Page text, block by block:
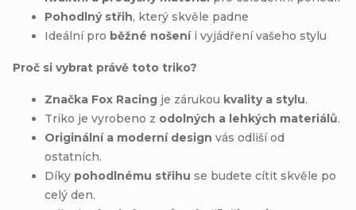
Pohodlný střih, který skvěle padne
Ideální pro běžné nošeníi vyjádření vašeho stylu
Proč si vybrat právě toto triko?
Značka Fox Racing je zárukou kvality a stylu.
Triko je vyrobeno z odolných a lehkých materiálů.
Originální a moderní design vás odliší od
ostatních.
Díky pohodlnému střihu se budete cítit skvěle po
celý den.